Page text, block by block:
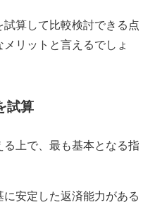
試算して比較検討できる点
リットと言えるでしょ
試算
上で、最も基本となる指
安定した返済能力がある